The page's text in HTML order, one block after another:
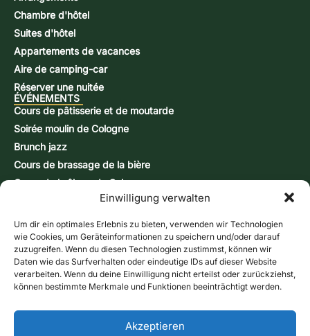
Einwilligung verwalten
Um dir ein optimales Erlebnis zu bieten, verwenden wir Technologien
wie Cookies, um Geräteinformationen zu speichern und/oder darauf
zuzugreifen. Wenn du diesen Technologien zustimmst, können wir
Daten wie das Surfverhalten oder eindeutige IDs auf dieser Website
verarbeiten. Wenn du deine Einwilligung nicht erteilst oder zurückziehst,
können bestimmte Merkmale und Funktionen beeinträchtigt werden.
Akzeptieren
Chambre d'hôtel
Suites d'hôtel
Appartements de vacances
Aire de camping-car
Réserver une nuitée
ÉVÉNEMENTS
Cours de pâtisserie et de moutarde
Soirée moulin de Cologne
Brunch jazz
Cours de brassage de la bière
Cours de brûlage de Schnapps
Formulaire de contact
Heures d'ouverture
Accès & carte
Bulletin d'information
Bons d'achat
Appelez-nous